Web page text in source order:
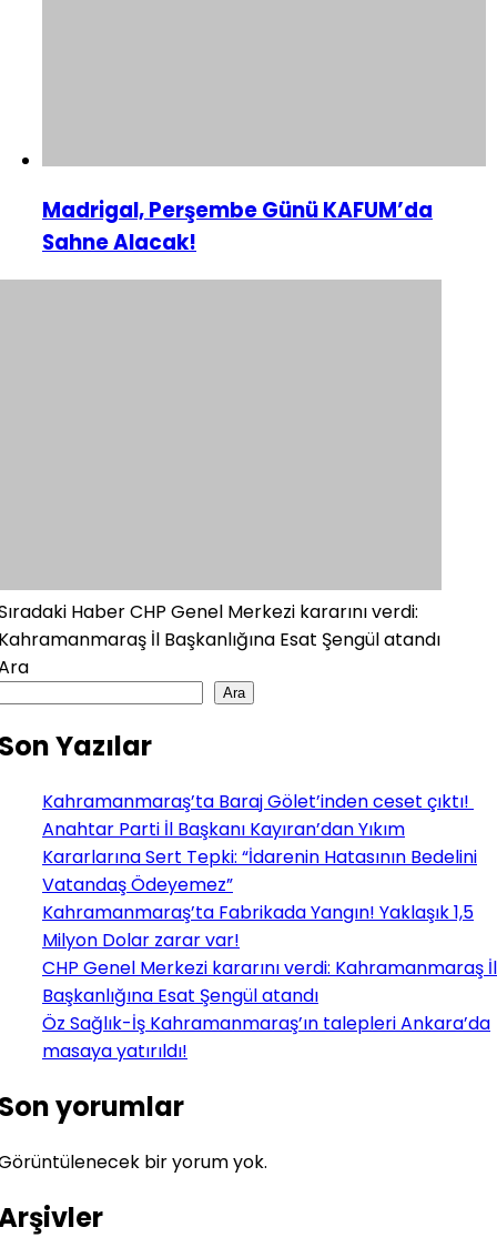
Madrigal, Perşembe Günü KAFUM’da
Sahne Alacak!
HaberCHP Genel Merkezi kararını verdi:
İl Başkanlığına Esat Şengül atandı
Ara
Yazılar
Kahramanmaraş’ta Baraj Gölet’inden ceset çıktı!
Anahtar Parti İl Başkanı Kayıran’dan Yıkım
Kararlarına Sert Tepki: “İdarenin Hatasının Bedelini
Vatandaş Ödeyemez”
Kahramanmaraş’ta Fabrikada Yangın! Yaklaşık 1,5
Milyon Dolar zarar var!
CHP Genel Merkezi kararını verdi: Kahramanmaraş İl
Başkanlığına Esat Şengül atandı
Öz Sağlık-İş Kahramanmaraş’ın talepleri Ankara’da
masaya yatırıldı!
yorumlar
bir yorum yok.